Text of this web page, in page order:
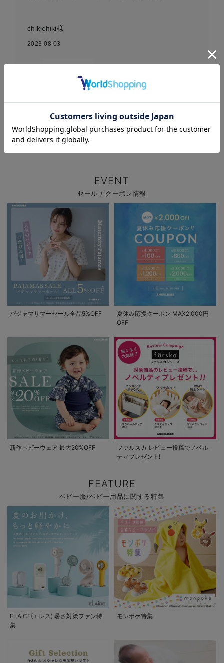
お気に入り商品を確認する
chikichiki様
2023-08-03
LITTA GLITTA ピクシーク
EVENT
セール / クーポン情報
パジャマサマーセール全品5%OFF
夏休み応援クーポン MAX2,000円
OFF
新作ベビーウェア 最大20%OFF
ファルスカ レビュー投稿でノベル
ティプレゼント!
FEATURE
ベビー服/ベビー用品に関する特集
ELAiCE(エレス) 暑さ対策ファン特
集
モンポケ特集